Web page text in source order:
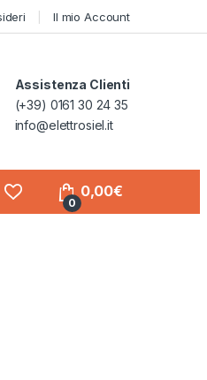
Il mio Account
Assistenza Clienti
(+39) 0161 30 24 35
info@elettrosiel.it
0
0,00€